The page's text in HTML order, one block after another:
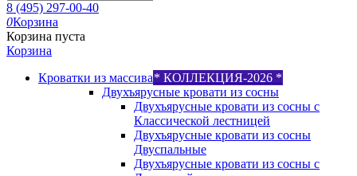
8 (495) 297-00-40
0Корзина
Корзина пуста
Корзина
Кроватки из массива* КОЛЛЕКЦИЯ-2026 *
Двухъярусные кровати из сосны
Двухъярусные кровати из сосны с
Классической лестницей
Двухъярусные кровати из сосны
Двуспальные
Двухъярусные кровати из сосны с